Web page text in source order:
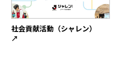
社会貢献活動（シャレン）
↗︎